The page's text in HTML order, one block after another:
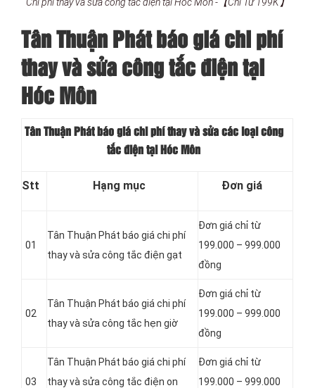
Tân Thuận Phát báo giá chi phí
thay và sửa công tắc điện tại
Hóc Môn
Tân Thuận Phát báo giá chi phí thay và sửa các loại công
tắc điện tại Hóc Môn
Stt Hạng mục Đơn giá
01
Tân Thuận Phát báo giá chi phí
thay và sửa công tắc điện gạt
Đơn giá chỉ từ
199.000 – 999.000
đồng
02
Tân Thuận Phát báo giá chi phí
thay và sửa công tắc hẹn giờ
Đơn giá chỉ từ
199.000 – 999.000
đồng
03
Tân Thuận Phát báo giá chi phí
thay và sửa công tắc điện on
Đơn giá chỉ từ
199.000 – 999.000